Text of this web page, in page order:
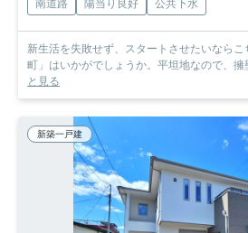
南道路 陽当り良好 公共下水
新生活を失敗せず、スタートさせたいなら
町」はいかがでしょうか。平坦地なので、
と見る
新築一戸建